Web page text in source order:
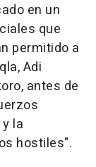
en un
que
permitido a
Adi
antes de
la
hostiles".